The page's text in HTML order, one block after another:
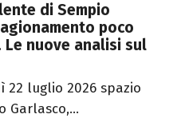
di Sempio
poco
nuove analisi sul
22 luglio 2026 spazio
Garlasco,...